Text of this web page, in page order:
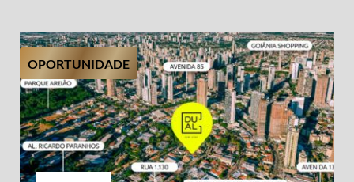
OPORTUNIDADE